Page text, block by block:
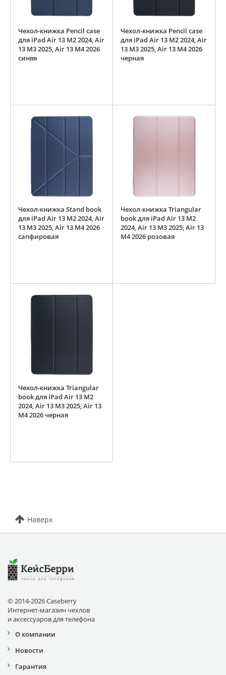
Чехол-книжка Pencil case
для iPad Air 13 M2 2024, Air
13 M3 2025, Air 13 M4 2026
синяя
Чехол-книжка Pencil case
для iPad Air 13 M2 2024, Air
13 M3 2025, Air 13 M4 2026
черная
Чехол-книжка Stand book
для iPad Air 13 M2 2024, Air
13 M3 2025, Air 13 M4 2026
сапфировая
Чехол-книжка Triangular
book для iPad Air 13 M2
2024, Air 13 M3 2025, Air 13
M4 2026 розовая
Чехол-книжка Triangular
book для iPad Air 13 M2
2024, Air 13 M3 2025, Air 13
M4 2026 черная
Наверх
© 2014-2026 Caseberry
Интернет-магазин чехлов
и аксессуаров для телефона
О компании
Новости
Гарантия